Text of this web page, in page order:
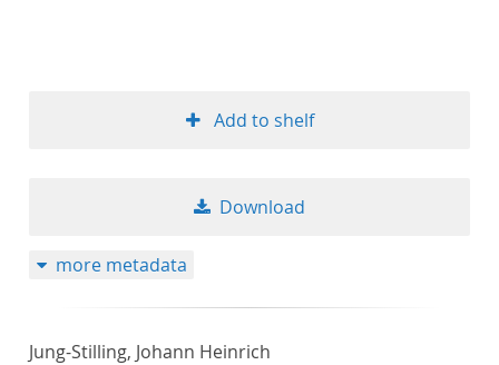
Add to shelf
Download
more metadata
Jung-Stilling, Johann Heinrich